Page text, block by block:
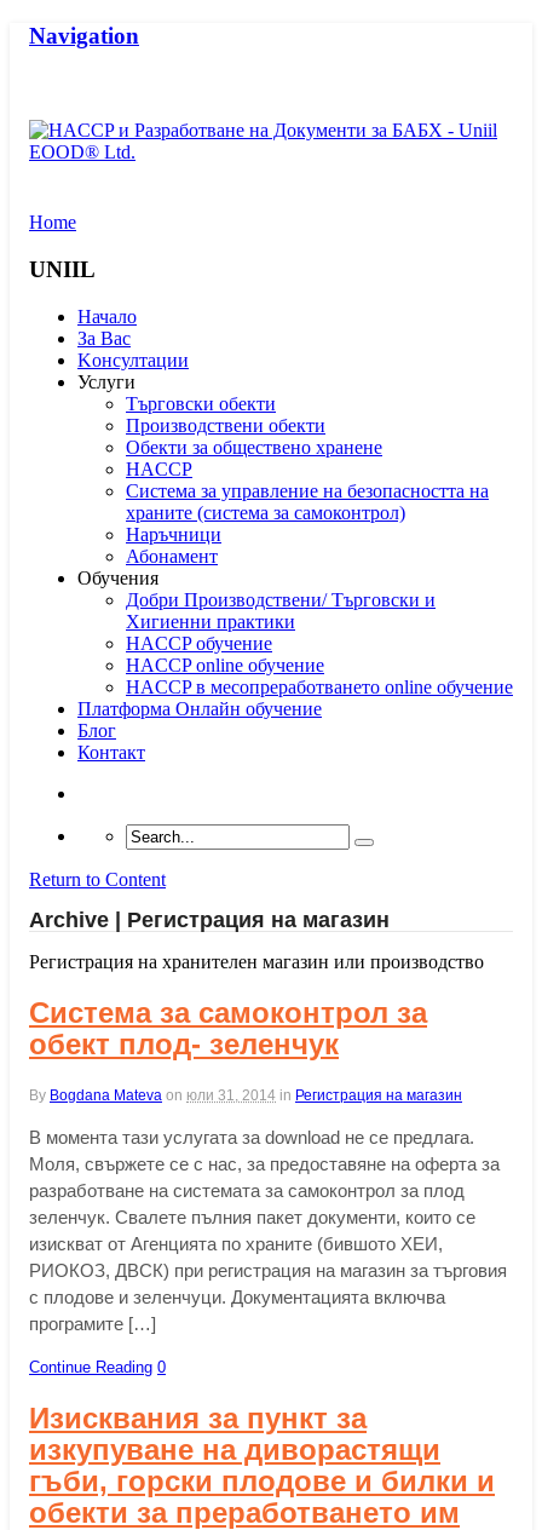
Navigation
Home
UNIIL
Начало
За Вас
Kонсултации
Услуги
Търговски обекти
Производствени обекти
Обекти за обществено хранене
HACCP
Система за управление на безопасността на
храните (система за самоконтрол)
Наръчници
Абонамент
Обучения
Добри Производствени/ Търговски и
Хигиенни практики
HACCP обучение
HACCP online обучение
HACCP в месопреработването online обучение
Платформа Онлайн обучение
Блог
Контакт
Return to Content
Archive | Регистрация на магазин
Регистрация на хранителен магазин или производство
Система за самоконтрол за
обект плод- зеленчук
By Bogdana Mateva on юли 31, 2014 in Регистрация на магазин
В момента тази услугата за download не се предлага.
Моля, свържете се с нас, за предоставяне на оферта за
разработване на системата за самоконтрол за плод
зеленчук. Свалете пълния пакет документи, които се
изискват от Агенцията по храните (бившото ХЕИ,
РИОКОЗ, ДВСК) при регистрация на магазин за търговия
с плодове и зеленчуци. Документацията включва
програмите […]
Continue Reading 0
Изисквания за пункт за
изкупуване на диворастящи
гъби, горски плодове и билки и
обекти за преработването им